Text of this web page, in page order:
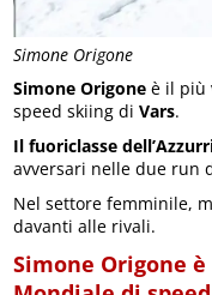
Simone Origone
Simone Origone è il più
speed skiing diVars.
Il fuoriclasse
avversari nelle due run
Nel settore femminile,
davanti alle rivali.
Simone Origone